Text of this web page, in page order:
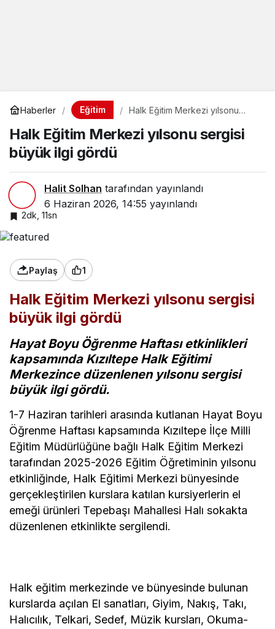
Haberler Eğitim
Halk Eğitim Merkezi yılsonu
Halk Eğitim Merkezi yılsonu sergisi
büyük ilgi gördü
Halit Solhan tarafından yayınlandı
6 Haziran 2026, 14:55 yayınlandı
2dk, 11sn
Paylaş 1
Halk Eğitim Merkezi yılsonu sergisi
büyük ilgi gördü
Hayat Boyu Öğrenme Haftası etkinlikleri
kapsamında Kızıltepe Halk Eğitimi
Merkezince düzenlenen yılsonu sergisi
büyük ilgi gördü.
1-7 Haziran tarihleri arasında kutlanan Hayat Boyu
Öğrenme Haftası kapsamında Kızıltepe İlçe Milli
Eğitim Müdürlüğüne bağlı Halk Eğitim Merkezi
tarafından 2025-2026 Eğitim Öğretiminin yılsonu
etkinliğinde, Halk Eğitimi Merkezi bünyesinde
gerçekleştirilen kurslara katılan kursiyerlerin el
emeği ürünleri Tepebaşı Mahallesi Halı sokakta
düzenlenen etkinlikte sergilendi.
Halk eğitim merkezinde ve bünyesinde bulunan
kurslarda açılan El sanatları, Giyim, Nakış, Takı,
Halıcılık, Telkari, Sedef, Müzik kursları, Okuma-